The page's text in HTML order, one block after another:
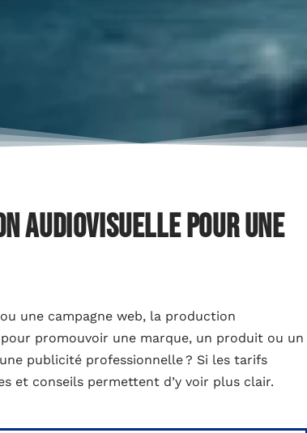
audiovisuelle pour une
une campagne web, la production
promouvoir une marque, un produit ou un
publicité professionnelle ? Si les tarifs
et conseils permettent d’y voir plus clair.